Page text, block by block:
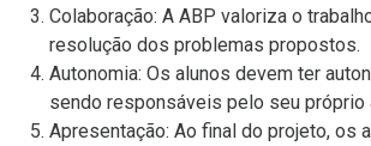
Colaboração: A ABP valoriza o
resolução dos problemas propostos.
Autonomia: Os alunos devem ter
sendo responsáveis pelo seu próprio
Apresentação: Ao final do projeto, os